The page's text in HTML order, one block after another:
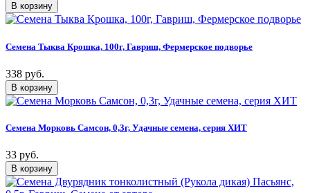
Семена Тыква Крошка, 100г, Гавриш, Фермерское подворье
338 руб.
Семена Морковь Самсон, 0,3г, Удачные семена, серия ХИТ
33 руб.